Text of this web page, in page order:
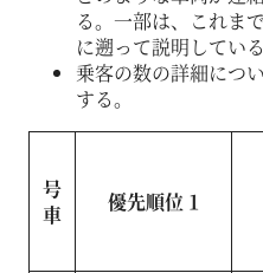
る。一部は、これま
に遡って説明している
乗客の数の詳細につ
する。
号
車
優先順位 1